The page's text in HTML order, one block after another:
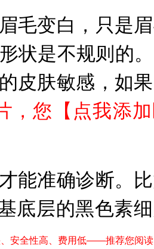
毛变白，只是
状是不规则的
皮肤敏感，如
，您【 点我添
能准确诊断。
底层的黑色素
安全性高、费用低——推荐您阅读